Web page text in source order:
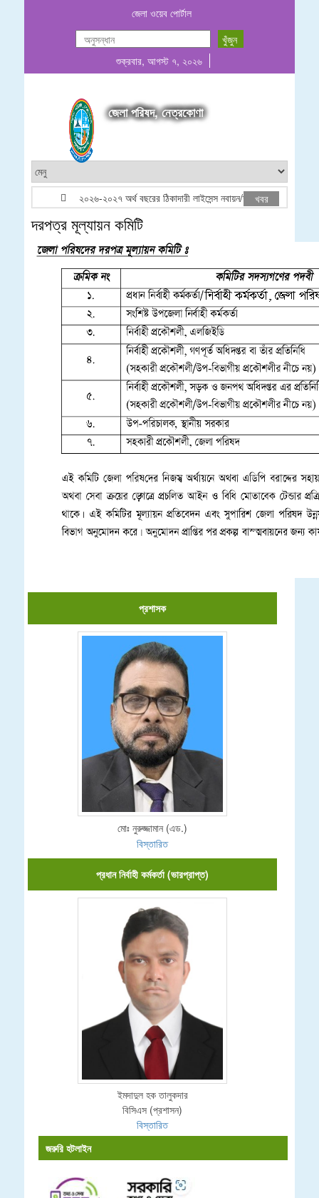
জেলা ওয়েব পোর্টাল
শুক্রবার, আগস্ট ৭, ২০২৬
জেলা পরিষদ, নেত্রকোণা
২০২৬-২০২৭ অর্থ বছরের ঠিকাদারী লাইসেন্স নবায়ন/তালিকাভূক্তি বিজ্ঞপ্তি
খবর
দরপত্র মূল্যায়ন কমিটি
প্রশাসক
মোঃ নুরুজ্জামান (এড.)
বিস্তারিত
প্রধান নির্বাহী কর্মকর্তা (ভারপ্রাপ্ত)
ইমদাদুল হক তালুকদার
বিসিএস (প্রশাসন)
বিস্তারিত
জরুরি হটলাইন